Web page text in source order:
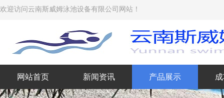
欢迎访问云南斯威姆泳池设备有限公司网站！
网站首页 新闻资讯 产品展示